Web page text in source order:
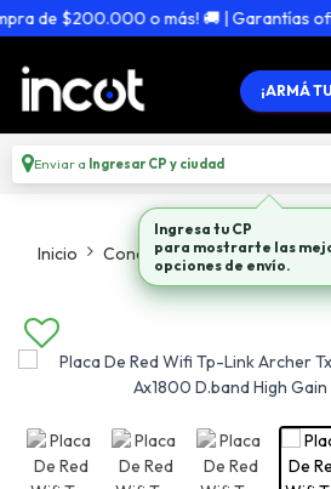
de $200.000 o más! 🚚 | Garantías
¡ARMÁ
Enviar a Ingresar CP y ciudad
Inicio Conectividad Placas De
Ingresa tu CP
para mostrarte las
opciones de envío.